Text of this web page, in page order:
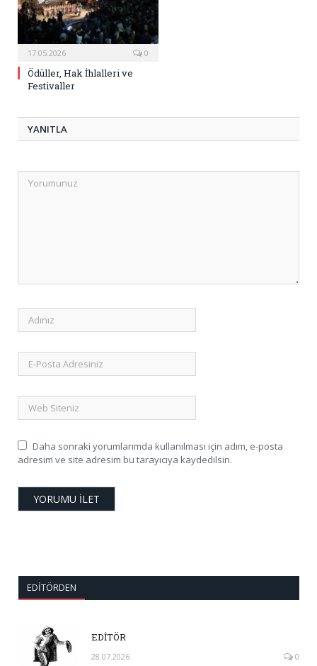
17.05.2026 0
Ödüller, Hak İhlalleri ve
Festivaller
YANITLA
Daha sonraki yorumlarımda kullanılması için adım, e-posta
adresim ve site adresim bu tarayıcıya kaydedilsin.
EDITÖRDEN
EDİTÖR
28.07.2026 0